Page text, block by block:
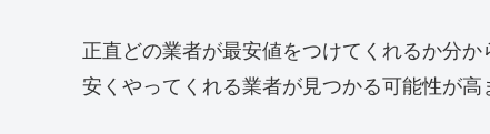
正直どの業者が最安値をつけてくれるか分
安くやってくれる業者が見つかる可能性が高